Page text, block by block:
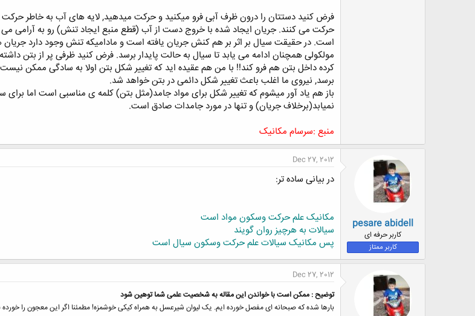
فرض کنید دستتان را درون ظرف آبی فرو میکنید و حرکت میدهید, لایه های آب به خاطر
حرکت می کنند. جریان ایجاد شده با خروج دست از آب (قطع منبع ایجاد تنش) رو به آرامی
است. در حقیقت سیال بر اثر بر هم کنش جریان یافته است و مادامیکه تنش وجود دارد
مولکولی همچنان ادامه می یابد تا سیال به حالت پایدار برسد. فرض کنید ظرفی پر از بتن
کرده داخل بتن هم فرو کند!! با من هم عقیده اید که تغییر شکل بتن اولا به سادگی ممکن
برسد, نیروی ما اغلب باعث تغییر شکل دائمی در بتن خواهد شد.
باز هم یاد آور میشوم که تغییر شکل برای مواد جامد(مثل بتن) کلمه ی مناسبی است اما
نمیابد(برخلاف جریان) و تنها در مورد جامدات صادق است.
منبع :سرسام مکانیک
pesare abidell
کاربر حرفه ای
کاربر ممتاز
Dec 27, 2012
در بیانی ساده تر:
مکانیک علم حرکت وسکون مواد است
سیالات به هرچیز روان گویند
پس مکانیک سیالات علم حرکت وسکون سیال است
Dec 27, 2012
توضیح : ممکن است با خواندن این مقاله به شخصیت علمی شما توهین شود
بارها شده که صبحانه ای مفصل خورده ایم. یک لیوان شیرعسل به همراه کیکی خوشمزه! مطمئنا اگر این معجون را